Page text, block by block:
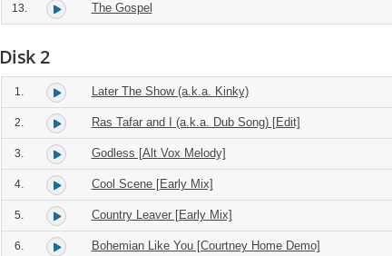
13. The Gospel
Disk 2
1. Later The Show (a.k.a. Kinky)
2. Ras Tafar and I (a.k.a. Dub Song) [Edit]
3. Godless [Alt Vox Melody]
4. Cool Scene [Early Mix]
5. Country Leaver [Early Mix]
6. Bohemian Like You [Courtney Home Demo]